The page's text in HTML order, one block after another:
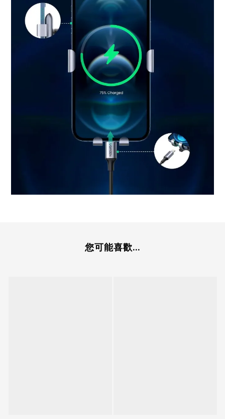
您可能喜歡...